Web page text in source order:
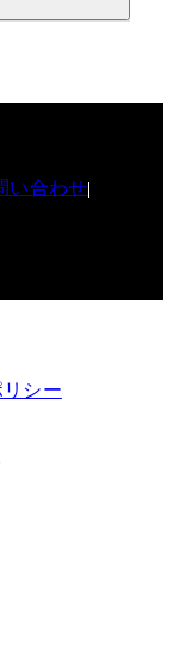
い合わせ
シー